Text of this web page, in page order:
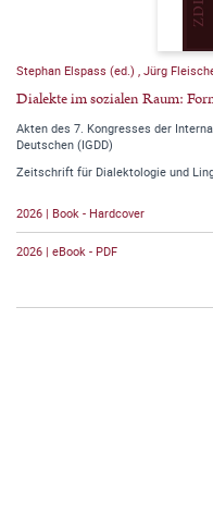
Stephan Elspass (ed.) Jürg
Dialekte im sozialen Raum:
Akten des 7. Kongresses der
Deutschen (IGDD)
Zeitschrift für Dialektologie und
2026 | Book - Hardcover
2026 | eBook - PDF